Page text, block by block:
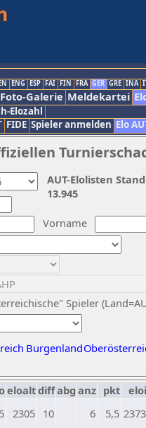
ENG ESP FAI FIN FRA GER GRE INA
Foto-Galerie Meldekartei
Elozahl
FIDE Spieler anmelden Elo
Vorname
Spieler
Burgenland
AUT-Elolisten
13.945
eloaltdiffabg anz pkt eloi
2305 10 6 5,5 2373